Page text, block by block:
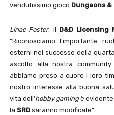
vendutissimo gioco Dungeons
Linae Foster, il D&D Licensing
“Riconosciamo l’importante
esterni nel successo della
ascolto alla nostra
abbiamo preso a cuore i loro
nostro interesse alla buona
vita dell’hobby gamingè evidente
la SRD saranno modificate”.